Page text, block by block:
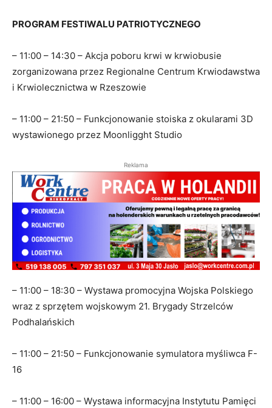
PROGRAM FESTIWALU PATRIOTYCZNEGO
– 11:00 – 14:30 – Akcja poboru krwi w krwiobusie
zorganizowana przez Regionalne Centrum Krwiodawstwa
i Krwiolecznictwa w Rzeszowie
– 11:00 – 21:50 – Funkcjonowanie stoiska z okularami 3D
wystawionego przez Moonligght Studio
Reklama
– 11:00 – 18:30 – Wystawa promocyjna Wojska Polskiego
wraz z sprzętem wojskowym 21. Brygady Strzelców
Podhalańskich
– 11:00 – 21:50 – Funkcjonowanie symulatora myśliwca F-
16
– 11:00 – 16:00 – Wystawa informacyjna Instytutu Pamięci